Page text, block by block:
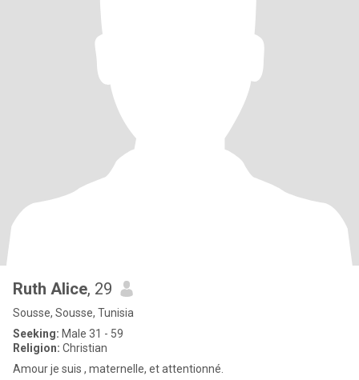
Ruth Alice, 29
Sousse, Sousse, Tunisia
Seeking: Male 31 - 59
Religion: Christian
Amour je suis , maternelle, et attentionné.